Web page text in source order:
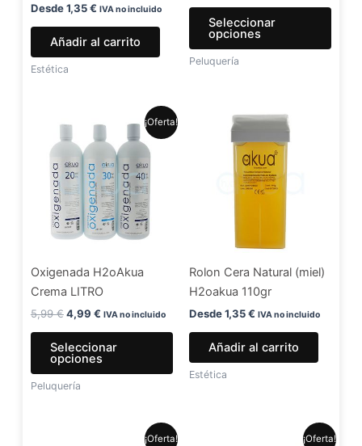
Desde1,35€ IVA no incluido
Añadir al carrito
Estética
Seleccionar
opciones
en
Peluquería
¡Oferta!
Oxigenada H2oAkua
Crema LITRO
5,99€
original
era:
5,99 €.
4,99 €
precio
actual
4,99 €.
IVA no incluido
Seleccionar
opciones
Este
producto
pueden
elegir
la
página
de
Peluquería
Rolon Cera Natural (miel)
H2oakua 110gr
Desde1,35€ IVA no incluido
Añadir al carrito
Estética
¡Oferta! ¡Oferta!